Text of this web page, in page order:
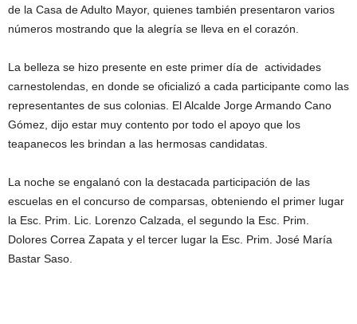
de la Casa de Adulto Mayor, quienes también presentaron varios
números mostrando que la alegría se lleva en el corazón.
La belleza se hizo presente en este primer día de actividades
carnestolendas, en donde se oficializó a cada participante como las
representantes de sus colonias. El Alcalde Jorge Armando Cano
Gómez, dijo estar muy contento por todo el apoyo que los
teapanecos les brindan a las hermosas candidatas.
La noche se engalanó con la destacada participación de las
escuelas en el concurso de comparsas, obteniendo el primer lugar
la Esc. Prim. Lic. Lorenzo Calzada, el segundo la Esc. Prim.
Dolores Correa Zapata y el tercer lugar la Esc. Prim. José María
Bastar Saso.